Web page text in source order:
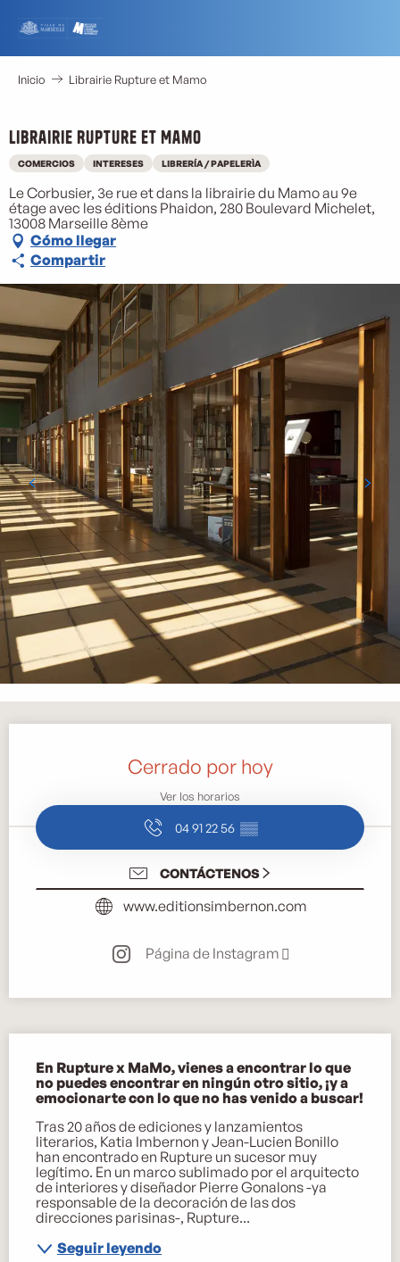
contenu
principal
Inicio Librairie Rupture et Mamo
Librairie Rupture et Mamo
COMERCIOS INTERESES LIBRERÍA / PAPELERÌA
Le Corbusier, 3e rue et dans la librairie du Mamo au 9e
étage avec les éditions Phaidon, 280 Boulevard Michelet,
13008 Marseille 8ème
Cómo llegar
Compartir
Cerrado por hoy
Ver los horarios
04 91 22 56 ▒▒
CONTÁCTENOS
www.editionsimbernon.com
Página de Instagram
En Rupture x MaMo, vienes a encontrar lo que
no puedes encontrar en ningún otro sitio, ¡y a
emocionarte con lo que no has venido a buscar!
Tras 20 años de ediciones y lanzamientos
literarios, Katia Imbernon y Jean-Lucien Bonillo
han encontrado en Rupture un sucesor muy
legítimo. En un marco sublimado por el arquitecto
de interiores y diseñador Pierre Gonalons -ya
responsable de la decoración de las dos
direcciones parisinas-, Rupture...
Seguir leyendo